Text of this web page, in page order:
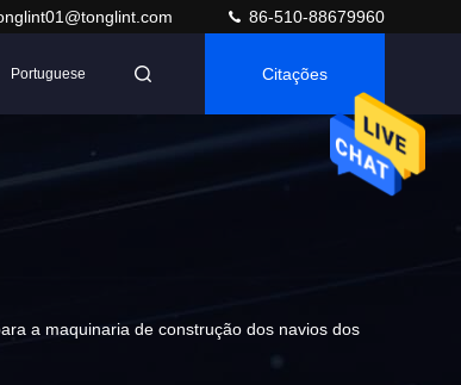
86-510-88679960
Portuguese Citações
a maquinaria de construção dos navios dos